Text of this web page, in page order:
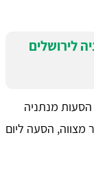
לירושלים
מנתניה
מצווה, הסעה ליום